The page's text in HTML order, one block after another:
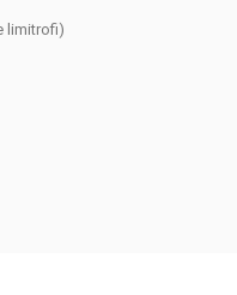
limitrofi)